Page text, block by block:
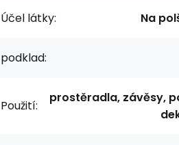
Účel látky: Na
podklad:
Použití:
prostěradla, závěsy,